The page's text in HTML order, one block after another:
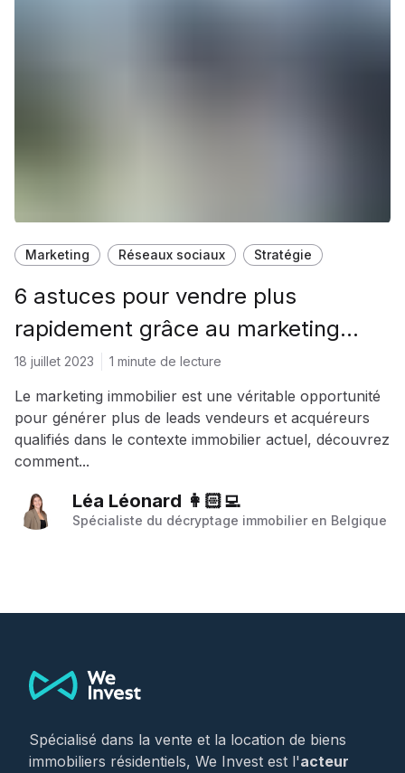
Marketing Réseaux sociaux Stratégie
6 astuces pour vendre plus
rapidement grâce au marketing
immobilier
18 juillet 2023 1 minute de lecture
Le marketing immobilier est une véritable opportunité
pour générer plus de leads vendeurs et acquéreurs
qualifiés dans le contexte immobilier actuel, découvrez
comment...
Léa Léonard 👩🏻‍💻
Spécialiste du décryptage immobilier en Belgique
Spécialisé dans la vente et la location de biens
immobiliers résidentiels, We Invest est l'acteur